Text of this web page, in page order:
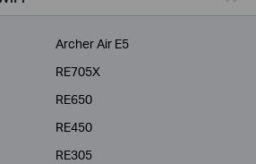
Archer Air E5
RE705X
RE650
RE450
RE305